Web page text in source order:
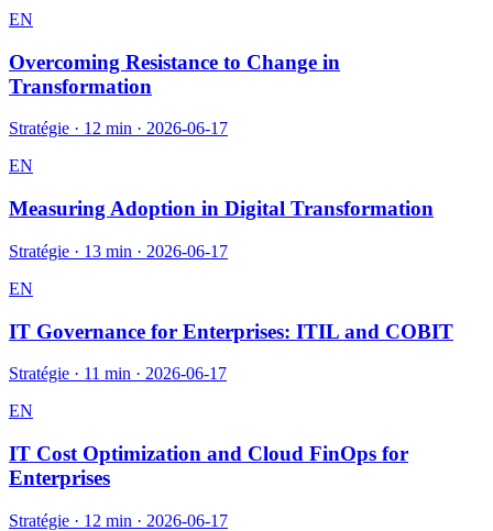
EN
Overcoming Resistance to Change in
Transformation
Stratégie · 12 min · 2026-06-17
EN
Measuring Adoption in Digital Transformation
Stratégie · 13 min · 2026-06-17
EN
IT Governance for Enterprises: ITIL and COBIT
Stratégie · 11 min · 2026-06-17
EN
IT Cost Optimization and Cloud FinOps for
Enterprises
Stratégie · 12 min · 2026-06-17